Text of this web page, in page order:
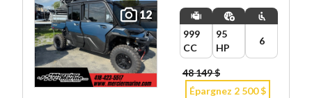
12
999
CC
95
HP
6
48 149 $
Épargnez 2 500 $